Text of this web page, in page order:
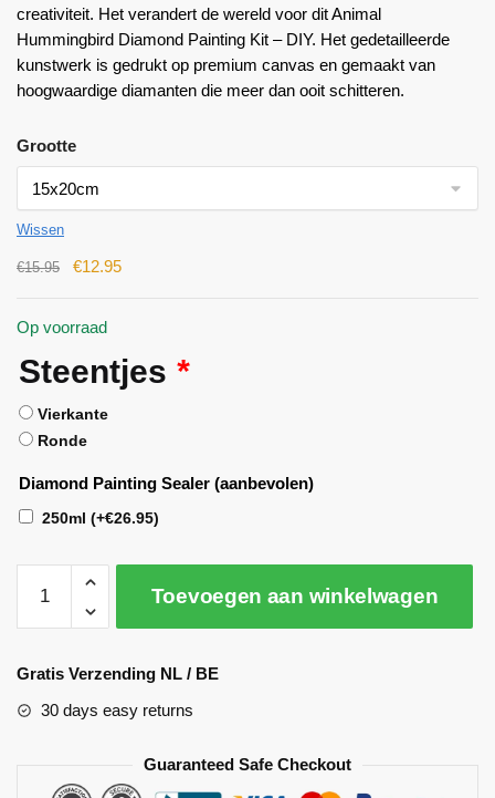
creativiteit. Het verandert de wereld voor dit Animal
Hummingbird Diamond Painting Kit – DIY. Het gedetailleerde
kunstwerk is gedrukt op premium canvas en gemaakt van
hoogwaardige diamanten die meer dan ooit schitteren.
Grootte
Wissen
€15.95 €12.95
Op voorraad
Steentjes *
Vierkante
Ronde
Diamond Painting Sealer (aanbevolen)
250ml (+€26.95)
Toevoegen aan winkelwagen
l
e
Gratis Verzending NL / BE
30 days easy returns
Guaranteed Safe Checkout